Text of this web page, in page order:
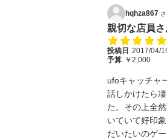
hqhza867
親切な店員さ
投稿日 2017/04/
予算 ￥2,000
ufoキャッチャ
話しかけたら
た。その上全
いていて好印象
だいたいのゲ